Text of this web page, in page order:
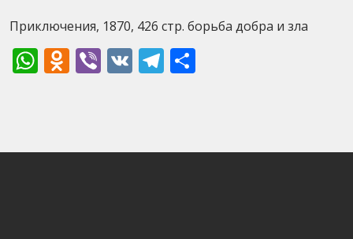
Приключения, 1870, 426 стр. борьба добра и зла
WhatsApp
Odnoklassniki
Viber
VK Telegram